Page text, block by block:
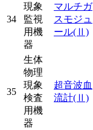
34
現象
監視
用機
器
マルチガ
スモジュ
ール(Ⅱ)
35
生体
物理
現象
検査
用機
器
超音波血
流計(Ⅱ)